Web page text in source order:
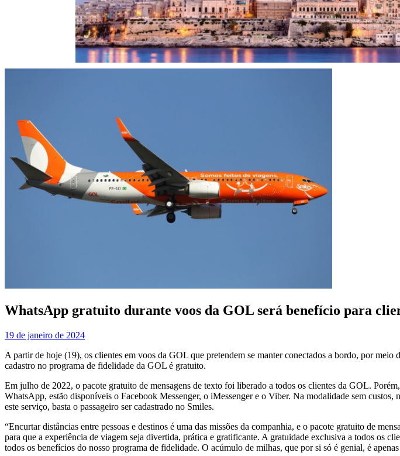
WhatsApp gratuito durante voos da GOL será benefício para
19 de janeiro de 2024
A partir de hoje (19), os clientes em voos da GOL que pretendem se manter conectados a bordo, por
cadastro no programa de fidelidade da GOL é gratuito.
Em julho de 2022, o pacote gratuito de mensagens de texto foi liberado a todos os clientes da GOL.
WhatsApp, estão disponíveis o Facebook Messenger, o iMessenger e o Viber. Na modalidade sem
este serviço, basta o passageiro ser cadastrado no Smiles.
“Encurtar distâncias entre pessoas e destinos é uma das missões da companhia, e o pacote gratuito de
para que a experiência de viagem seja divertida, prática e gratificante. A gratuidade exclusiva a todos os
todos os benefícios do nosso programa de fidelidade. O acúmulo de milhas, que por si só é genial, é